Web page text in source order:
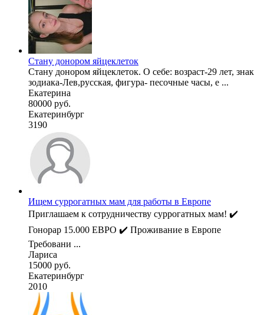
Стану донором яйцеклеток
Стану донором яйцеклеток. О себе: возраст-29 лет, знак
зодиака-Лев,русская, фигура- песочные часы, е ...
Екатерина
80000 руб.
Екатеринбург
3190
Ищем суррогатных мам для работы в Европе
Приглашаем к сотрудничеству суррогатных мам! ✔️
Гонорар 15.000 ЕВРО ✔️ Проживание в Европе
Требовани ...
Лариса
15000 руб.
Екатеринбург
2010